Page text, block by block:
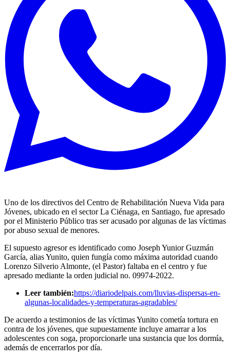
Uno de los directivos del Centro de Rehabilitación Nueva Vida para
Jóvenes, ubicado en el sector La Ciénaga, en Santiago, fue apresado
por el Ministerio Público tras ser acusado por algunas de las víctimas
por abuso sexual de menores.
El supuesto agresor es identificado como Joseph Yunior Guzmán
García, alias Yunito, quien fungía como máxima autoridad cuando
Lorenzo Silverio Almonte, (el Pastor) faltaba en el centro y fue
apresado mediante la orden judicial no. 09974-2022.
Leer también:https://diariodelpais.com/lluvias-dispersas-en-
algunas-localidades-y-temperaturas-agradables/
De acuerdo a testimonios de las víctimas Yunito cometía tortura en
contra de los jóvenes, que supuestamente incluye amarrar a los
adolescentes con soga, proporcionarle una sustancia que los dormía,
además de encerrarlos por día.